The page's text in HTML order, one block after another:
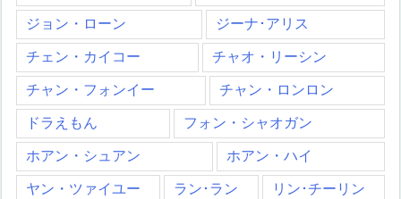
ジョン・ローン
ジーナ･アリス
チェン・カイコー
チャオ・リーシン
チャン・フォンイー
チャン・ロンロン
ドラえもん
フォン・シャオガン
ホアン・シュアン
ホアン・ハイ
ヤン・ツァイユー
ラン･ラン
リン･チーリン